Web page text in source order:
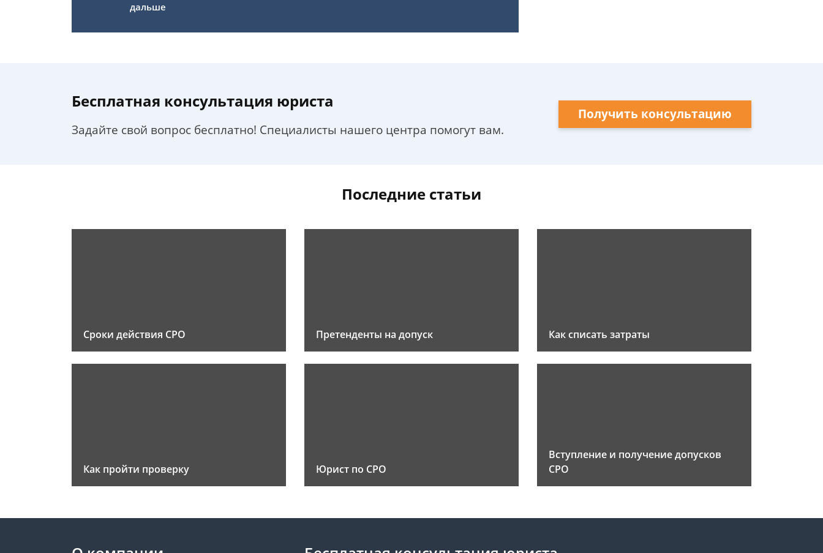
дальше
Бесплатная консультация юриста
Задайте свой вопрос бесплатно! Специалисты нашего центра помогут вам.
Получить консультацию
Последние статьи
Сроки действия СРО Претенденты на допуск Как списать затраты
Как пройти проверку Юрист по СРО
Вступление и получение допусков
СРО